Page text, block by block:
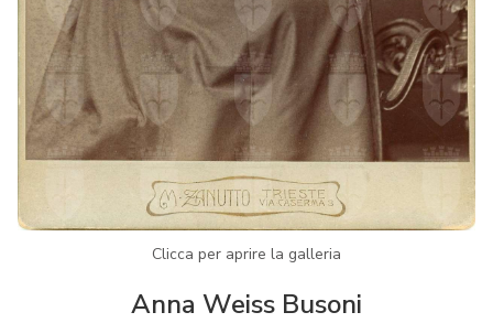
Clicca per aprire la galleria
Anna Weiss Busoni